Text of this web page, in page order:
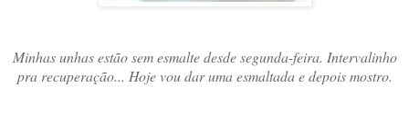
Minhas unhas estão sem esmalte desde segunda-feira. Intervalinho
pra recuperação... Hoje vou dar uma esmaltada e depois mostro.